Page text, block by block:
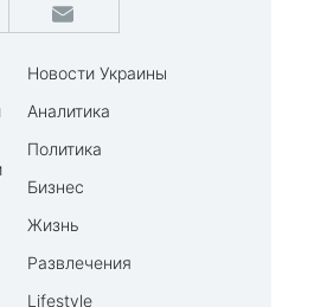
Новости Украины
Аналитика
Политика
Бизнес
Жизнь
Развлечения
Lifestyle